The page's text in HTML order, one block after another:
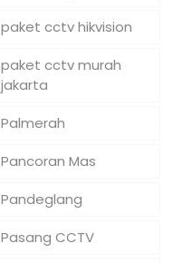
paket cctv hikvision
paket cctv murah
jakarta
Palmerah
Pancoran Mas
Pandeglang
Pasang CCTV